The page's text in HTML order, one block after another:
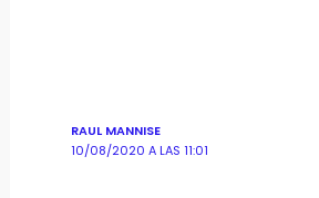
RAUL MANNISE
10/08/2020 A LAS 11:01